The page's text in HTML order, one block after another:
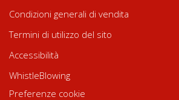
Condizioni generali di vendita
Termini di utilizzo del sito
Accessibilità
WhistleBlowing
Preferenze cookie